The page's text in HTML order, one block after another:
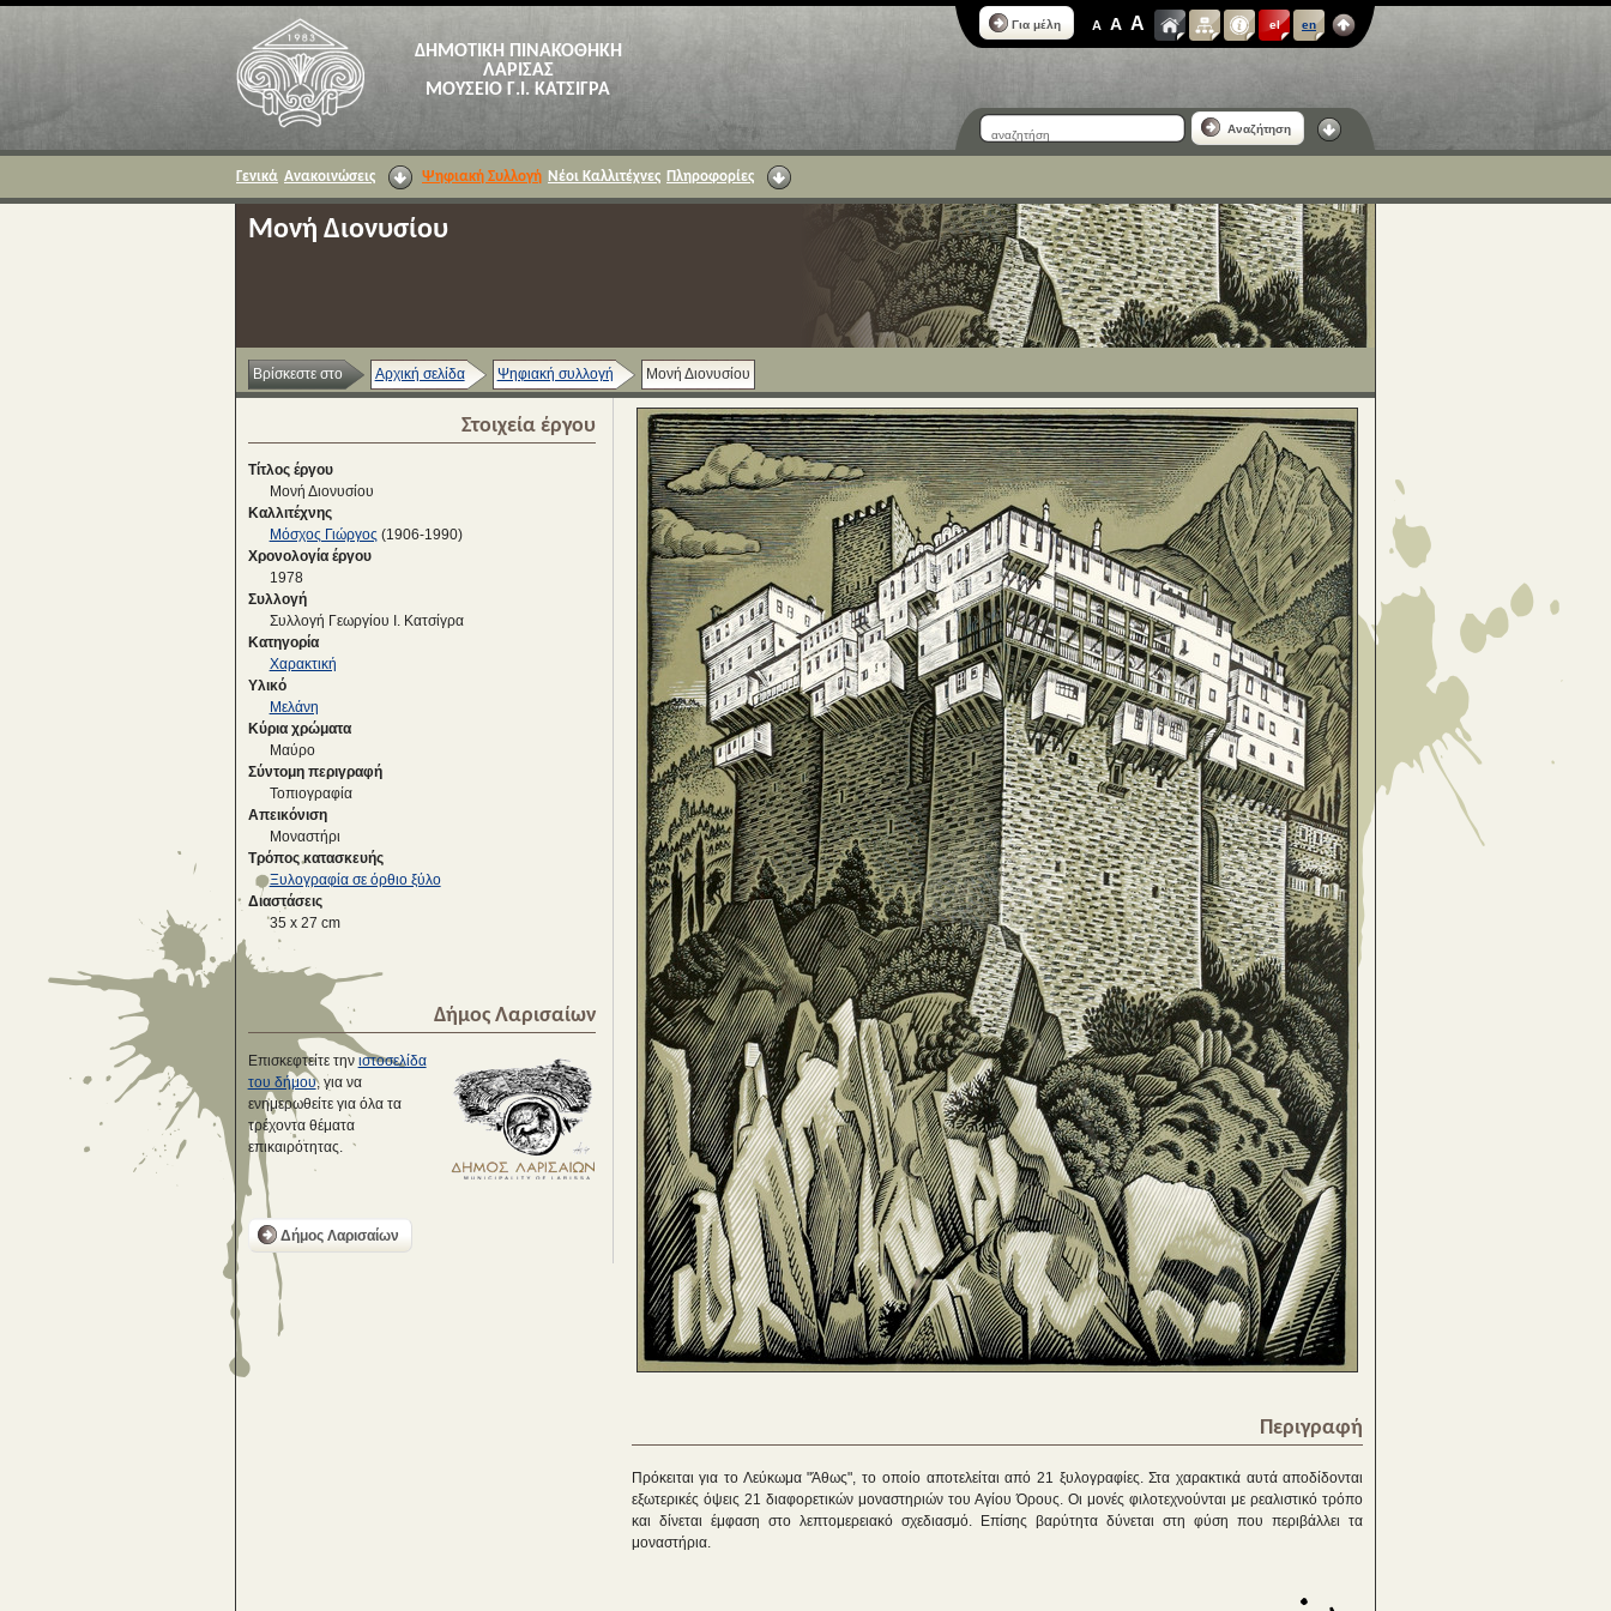
ΔΗΜΟΤΙΚΗ ΠΙΝΑΚΟΘΗΚΗ
ΛΑΡΙΣΑΣ
ΜΟΥΣΕΙΟ Γ.Ι. ΚΑΤΣΙΓΡΑ
Για μέλη A A A el en
Αναζήτηση
Γενικά Ανακοινώσεις Ψηφιακή Συλλογή Νέοι Καλλιτέχνες Πληροφορίες
Μονή Διονυσίου
Βρίσκεστε στο Αρχική σελίδα Ψηφιακή συλλογή Μονή Διονυσίου
Στοιχεία έργου
Τίτλος έργου
Μονή Διονυσίου
Καλλιτέχνης
Μόσχος Γιώργος (1906-1990)
Χρονολογία έργου
1978
Συλλογή
Συλλογή Γεωργίου Ι. Κατσίγρα
Κατηγορία
Χαρακτική
Υλικό
Μελάνη
Κύρια χρώματα
Μαύρο
Σύντομη περιγραφή
Τοπιογραφία
Απεικόνιση
Μοναστήρι
Τρόπος κατασκευής
Ξυλογραφία σε όρθιο ξύλο
Διαστάσεις
35 x 27 cm
Δήμος Λαρισαίων
Επισκεφτείτε την ιστοσελίδα
του δήμου, για να
ενημερωθείτε για όλα τα
τρέχοντα θέματα
επικαιρότητας.
Δήμος Λαρισαίων
Περιγραφή
Πρόκειται για το Λεύκωμα "Άθως", το οποίο αποτελείται από 21 ξυλογραφίες. Στα χαρακτικά αυτά αποδίδονται
εξωτερικές όψεις 21 διαφορετικών μοναστηριών του Αγίου Όρους. Οι μονές φιλοτεχνούνται με ρεαλιστικό τρόπο
και δίνεται έμφαση στο λεπτομερειακό σχεδιασμό. Επίσης βαρύτητα δύνεται στη φύση που περιβάλλει τα
μοναστήρια.